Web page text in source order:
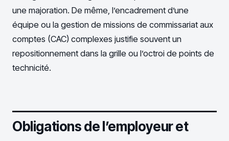
une majoration. De même, l’encadrement d’une
équipe ou la gestion de missions de commissariat aux
comptes (CAC) complexes justifie souvent un
repositionnement dans la grille ou l’octroi de points de
technicité.
Obligations de l’employeur et